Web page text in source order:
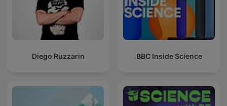
Diego Ruzzarin BBC Inside Science